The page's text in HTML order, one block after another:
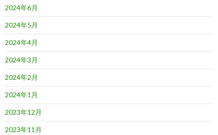
2024年6月
2024年5月
2024年4月
2024年3月
2024年2月
2024年1月
2023年12月
2023年11月